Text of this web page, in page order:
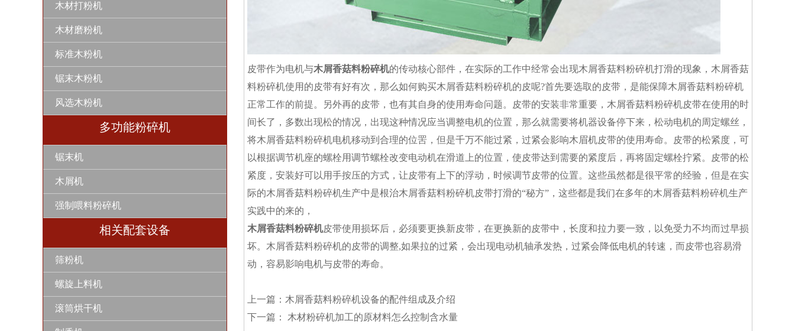
木材打粉机
木材磨粉机
标准木粉机
锯末木粉机
风选木粉机
多功能粉碎机
锯末机
木屑机
强制喂料粉碎机
相关配套设备
筛粉机
螺旋上料机
滚筒烘干机
皮带作为电机与木屑香菇料粉碎机的传动核心部件，在实际的工作中经常会出现木屑香菇料粉碎机打滑的现象，木屑香菇
料粉碎机使用的皮带有好有次，那么如何购买木屑香菇料粉碎机的皮呢?首先要选取的皮带，是能保障木屑香菇料粉碎机
正常工作的前提。另外再的皮带，也有其自身的使用寿命问题。皮带的安装非常重要，木屑香菇料粉碎机皮带在使用的时
间长了，多数出现松的情况，出现这种情况应当调整电机的位置，那么就需要将机器设备停下来，松动电机的周定螺丝，
将木屑香菇料粉碎机电机移动到合理的位罟，但是千万不能过紧，过紧会影响木眉机皮带的使用寿命。皮带的松紧度，可
以根据调节机座的螺栓用调节螺栓改变电动机在滑道上的位置，使皮带达到需要的紧度后，再将固定螺栓拧紧。皮带的松
紧度，安装好可以用手按压的方式，让皮带有上下的浮动，时候调节皮带的位置。这些虽然都是很平常的经验，但是在实
际的木屑香菇料粉碎机生产中是根治木屑香菇料粉碎机皮带打滑的“秘方”，这些都是我们在多年的木屑香菇料粉碎机生产
实践中的来的，
木屑香菇料粉碎机皮带使用损坏后，必须要更换新皮带，在更换新的皮带中，长度和拉力要一致，以免受力不均而过早损
坏。木屑香菇料粉碎机的皮带的调整,如果拉的过紧，会出现电动机轴承发热，过紧会降低电机的转速，而皮带也容易滑
动，容易影响电机与皮带的寿命。
上一篇： 木屑香菇料粉碎机设备的配件组成及介绍
下一篇：
木材粉碎机加工的原材料怎么控制含水量